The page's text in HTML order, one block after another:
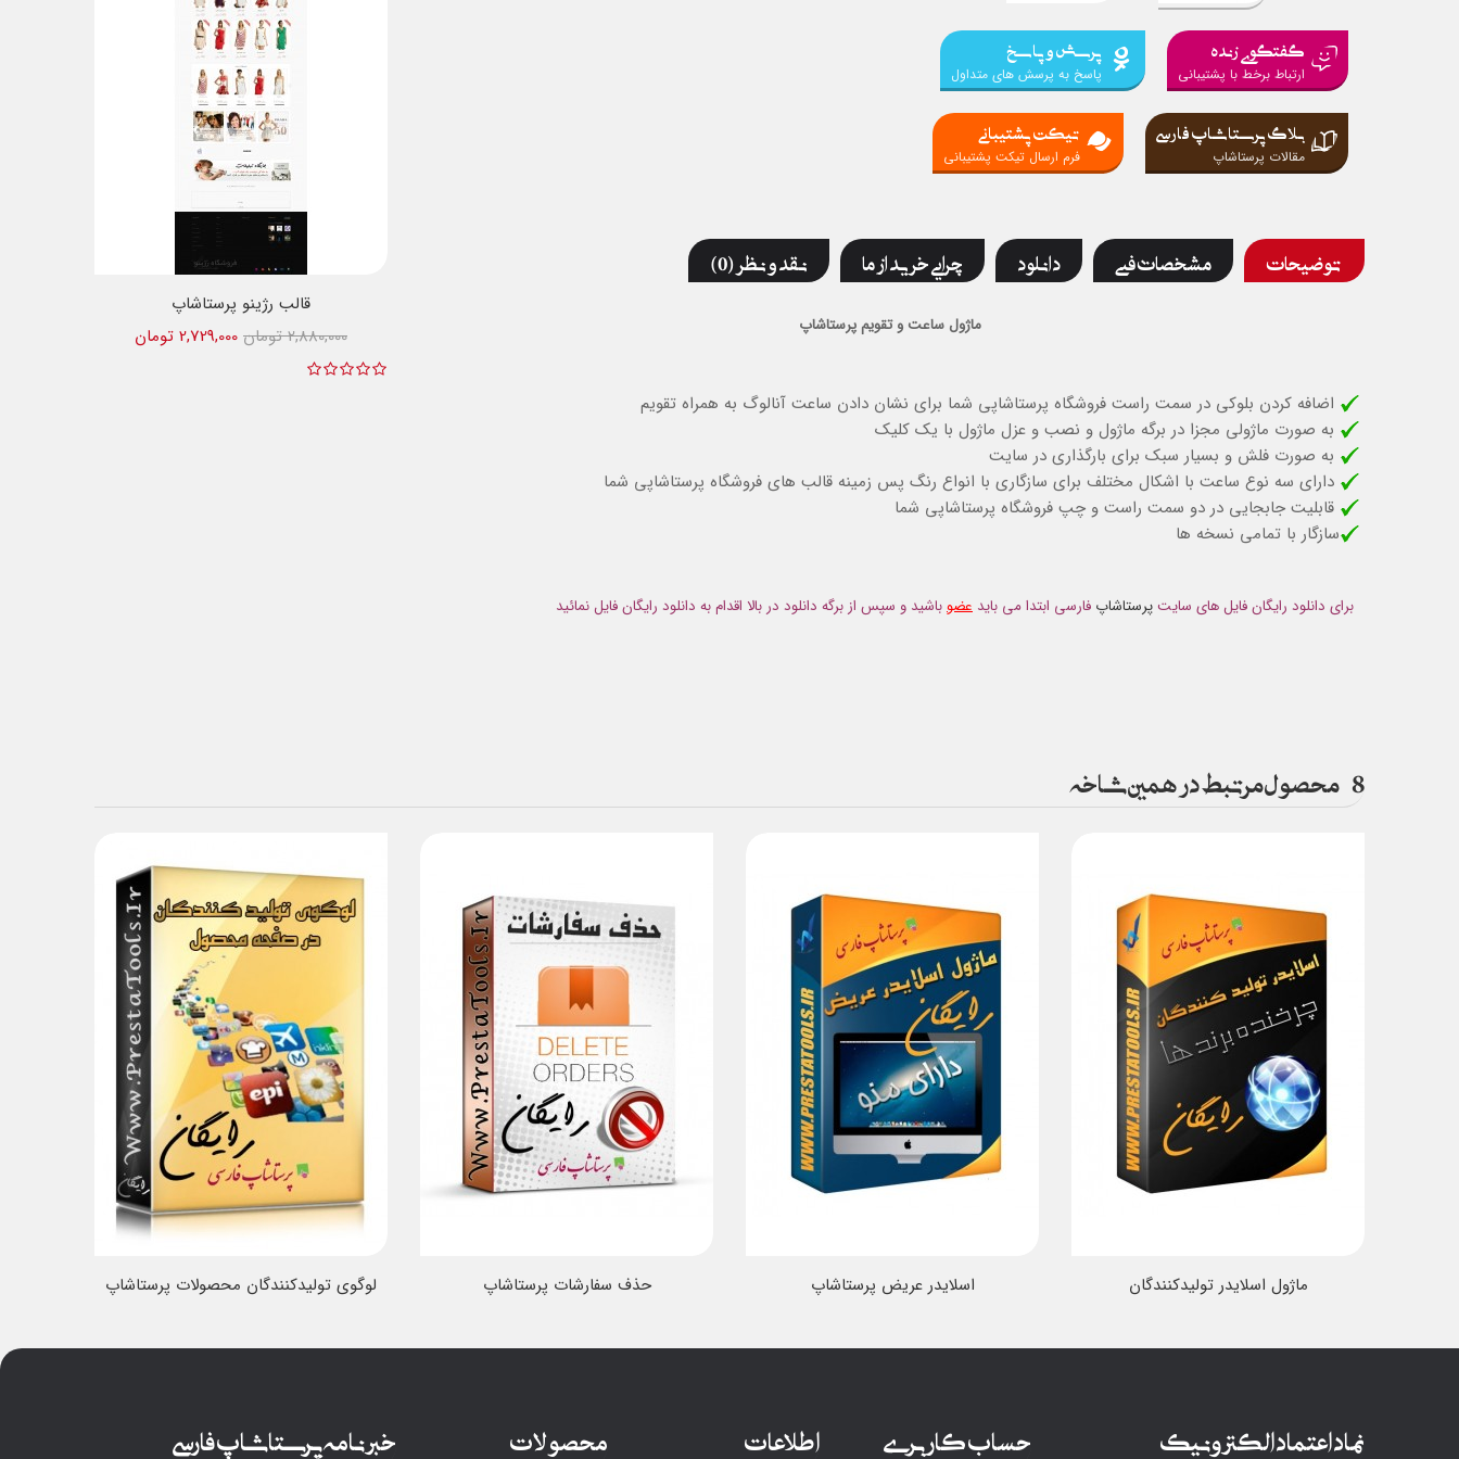
گفتگوی زنده
ارتباط برخط با پشتیبانی
پرسش و پاسخ
پاسخ به پرسش های متداول
بلاگ پرستاشاپ فارسی
مقالات پرستاشاپ
تیکت پشتیبانی
فرم ارسال تیکت پشتیبانی
توضیحات مشخصات فنی دانلود چرایی خرید از ما نقد و نظر (0)
ماژول ساعت و تقویم پرستاشاپ
اضافه کردن بلوکی در سمت راست فروشگاه پرستاشاپی شما برای نشان دادن ساعت آنالوگ به همراه تقویم
به صورت ماژولی مجزا در برگه ماژول و نصب و عزل ماژول با یک کلیک
به صورت فلش و بسیار سبک برای بارگذاری در سایت
دارای سه نوع ساعت با اشکال مختلف برای سازگاری با انواع رنگ پس زمینه قالب های فروشگاه پرستاشاپی شما
قابلیت جابجایی در دو سمت راست و چپ فروشگاه پرستاشاپی شما
سازگار با تمامی نسخه ها
برای دانلود رایگان فایل های سایتپرستاشاپ فارسی ابتدا می باید عضوباشید و سپس از برگه دانلود در بالا اقدام به دانلود رایگان فایل نمائید
قالب رژینو پرستاشاپ
2,729,000 تومان
2,880,000 تومان
8 محصول مرتبط در همین شاخه
لوگوی تولیدکنندگان محصولات پرستاشاپ حذف سفارشات پرستاشاپ اسلایدر عریض پرستاشاپ ماژول اسلایدر تولیدکنندگان
نماد اعتماد الکترونیک حساب کاربری اطلاعات محصولات خبرنامه پرستاشاپ فارسی